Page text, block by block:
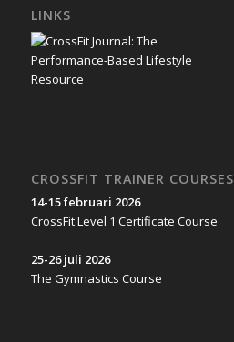
LINKS
CROSSFIT TRAINER COURSES
14-15 februari 2026
CrossFit Level 1 Certificate Course
25-26 juli 2026
The Gymnastics Course